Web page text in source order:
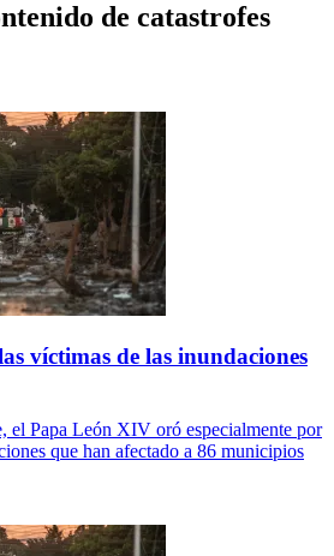
de catastrofes
víctimas de las inundaciones
el Papa León XIV oró especialmente por
que han afectado a 86 municipios